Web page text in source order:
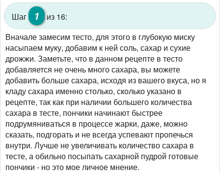
Шаг 1
из 16:
Вначале замесим тесто, для этого в глубокую миску
насыпаем муку, добавим к ней соль, сахар и сухие
дрожжи. Заметьте, что в данном рецепте в тесто
добавляется не очень много сахара, вы можете
добавить больше сахара, исходя из вашего вкуса, но я
кладу сахара именно столько, сколько указано в
рецепте, так как при наличии большего количества
сахара в тесте, пончики начинают быстрее
подрумяниваться в процессе жарки, даже, можно
сказать, подгорать и не всегда успевают пропечься
внутри. Лучше не увеличивать количество сахара в
тесте, а обильно посыпать сахарной пудрой готовые
пончики - но это мое личное мнение.